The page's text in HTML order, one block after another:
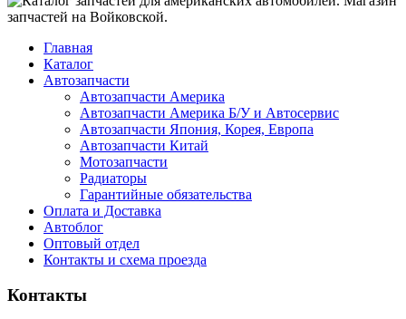
Главная
Каталог
Автозапчасти
Автозапчасти Америка
Автозапчасти Америка Б/У и Автосервис
Автозапчасти Япония, Корея, Европа
Автозапчасти Китай
Мотозапчасти
Радиаторы
Гарантийные обязательства
Оплата и Доставка
Автоблог
Оптовый отдел
Контакты и схема проезда
Контакты